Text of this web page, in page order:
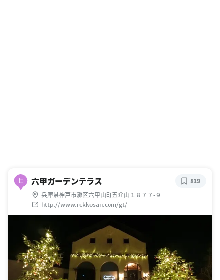
E 六甲ガーデンテラス
兵庫県神戸市灘区六甲山町五介山１８７７-９
http://www.rokkosan.com/gt/
819